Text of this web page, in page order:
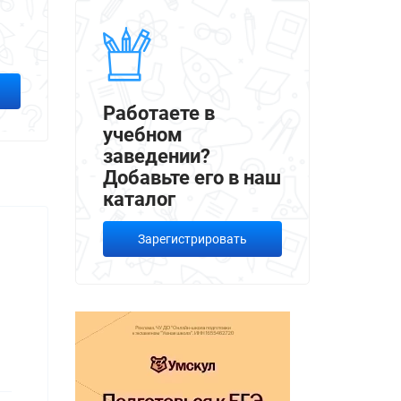
Работаете в
учебном
заведении?
Добавьте его в наш
каталог
Зарегистрировать